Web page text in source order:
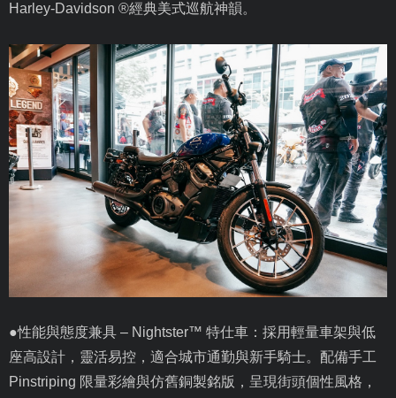
Harley-Davidson ®經典美式巡航神韻。
●性能與態度兼具 – Nightster™ 特仕車：採用輕量車架與低
座高設計，靈活易控，適合城市通勤與新手騎士。配備手工
Pinstriping 限量彩繪與仿舊銅製銘版，呈現街頭個性風格，